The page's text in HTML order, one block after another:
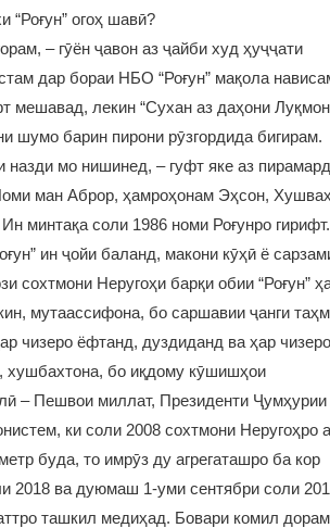
“Роғун” огоҳ шавӣ?
– гӯён ҷавон аз ҷайби худ ҳуҷҷати
дар бораи НБО “Роғун” мақола
мешавад, лекин “Сухан аз даҳони
шумо барин пирони рӯзгордида бигирам.
мо нишинед, – гуфт яке аз
ман Аброр, ҳамроҳонам Эҳсон,
минтақа соли 1986 номи Роғунро гирифт.
ин ҷойи баланд, макони кӯҳӣ ё
сохтмони Неругоҳи барқи обии “Роғун”
мутаассифона, бо саршавии ҷанги
чизеро ёфтанд, дуздиданд ва ҳар
хушбахтона, бо иқдому кӯшишҳои
– Пешвои миллат, Президенти Ҷумҳурии
ки соли 2008 сохтмони Неругоҳро
буда, то имрӯз ду агрегаташро ба кор
2018 ва дуюмаш 1-уми сентябри соли
ташкил медиҳад. Бовари комил